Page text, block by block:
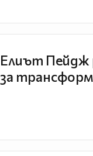
Елиът Пейдж
за